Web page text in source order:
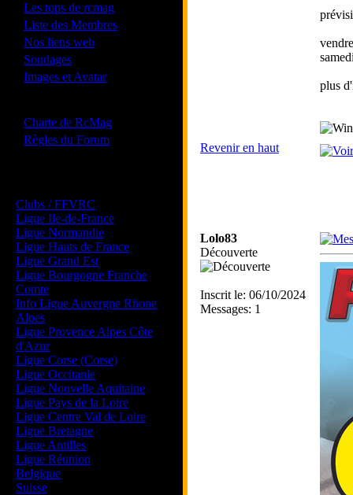
Les tops de rcmag
Liste des Membres
Nos liens web
Sondages
Images et Avatar
Charte de RcMag
Règles du Forum
Clubs / FFVRC
Ligue Ile-de-France
Ligue Normandie
Ligue Hauts de France
Ligue Grand Est
Ligue Bourgogne Franche
Comte
Info Ligue Auvergne Rhone
Alpes
Ligue Provence Alpes Côte
d'Azur
Ligue Corse (Corse)
Ligue Occitanie
Ligue Nouvelle Aquitaine
Ligue Pays de la Loire
Ligue Centre Val de Loire
Ligue Bretagne
Ligue Antilles
Ligue Réunion
Belgique
Suisse
plus
Revenir en haut
Lolo83
Découverte
Inscrit le: 06/10/2024
Messages: 1